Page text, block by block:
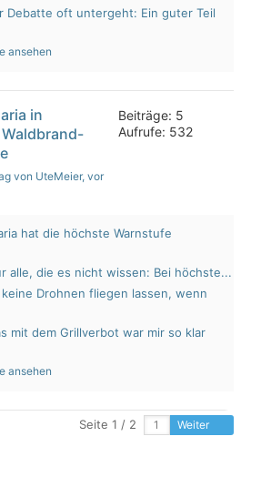
Debatte oft untergeht: Ein guter Teil
ansehen
in
von UteMeier, vor
Beiträge: 5
Aufrufe: 532
hat die höchste Warnstufe
alle, die es nicht wissen: Bei höchste...
Drohnen fliegen lassen, wenn
mit dem Grillverbot war mir so klar
ansehen
Seite 1 / 2 Weiter